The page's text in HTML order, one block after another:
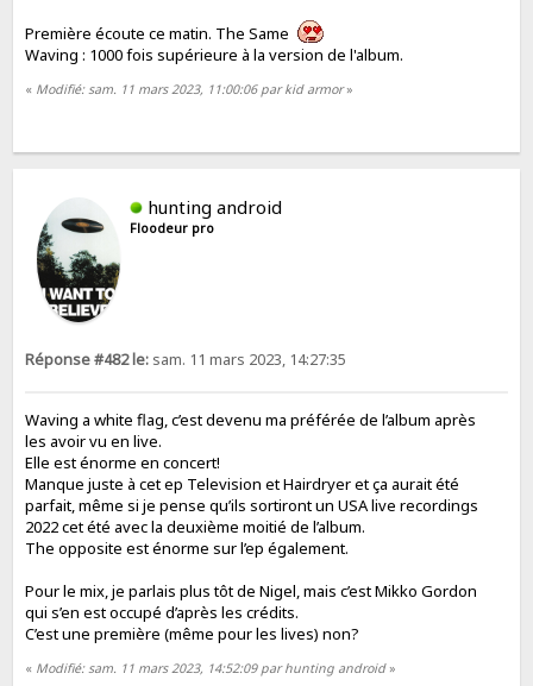
Première écoute ce matin. The Same
Waving : 1000 fois supérieure à la version de l'album.
« Modifié: sam. 11 mars 2023, 11:00:06 par kid armor»
hunting android
Floodeur pro
Réponse #482 le: sam. 11 mars 2023, 14:27:35
Waving a white flag, c’est devenu ma préférée de l’album après
les avoir vu en live.
Elle est énorme en concert!
Manque juste à cet ep Television et Hairdryer et ça aurait été
parfait, même si je pense qu’ils sortiront un USA live recordings
2022 cet été avec la deuxième moitié de l’album.
The opposite est énorme sur l’ep également.
Pour le mix, je parlais plus tôt de Nigel, mais c’est Mikko Gordon
qui s’en est occupé d’après les crédits.
C’est une première (même pour les lives) non?
« Modifié: sam. 11 mars 2023, 14:52:09 par hunting android»